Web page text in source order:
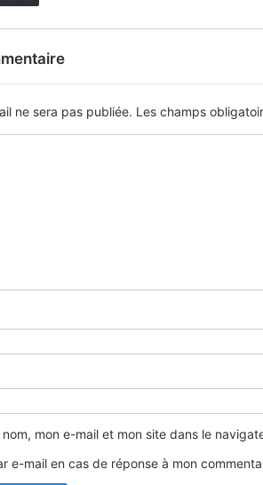
ne sera pas publiée. Les champs
nom, mon e-mail et mon site dans le
e-mail en cas de réponse à mon